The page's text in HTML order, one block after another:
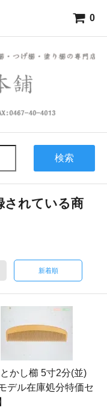
0
検索
されている商
新着順
かし櫛 5寸2分(並)
デル在庫処分特価セ